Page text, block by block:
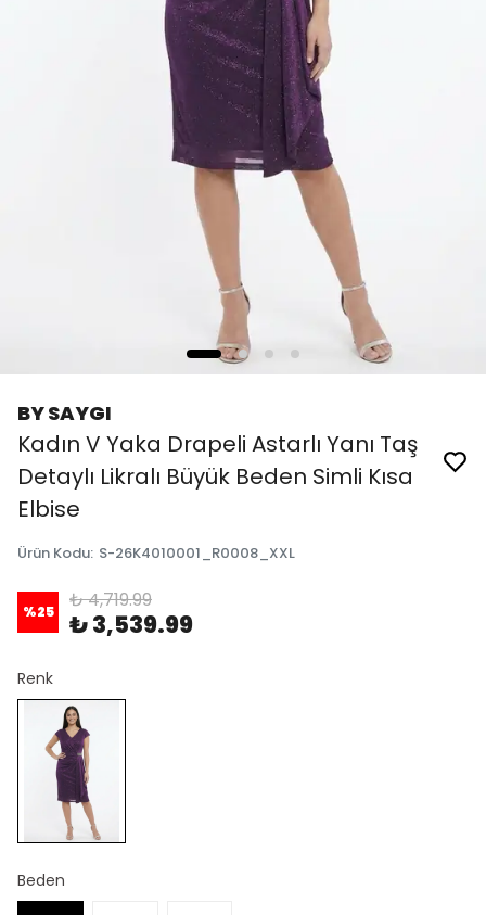
BY SAYGI
Kadın V Yaka Drapeli Astarlı Yanı Taş
Detaylı Likralı Büyük Beden Simli Kısa
Elbise
Ürün Kodu: S-26K4010001_R0008_XXL
%25 ₺ 4,719.99
₺ 3,539.99
Renk
Beden